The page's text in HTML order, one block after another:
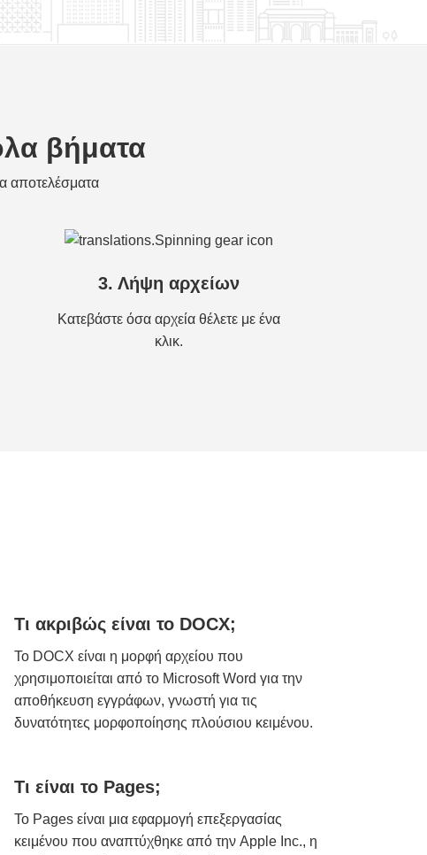
βήματα
αποτελέσματα
3. Λήψη αρχείων
Κατεβάστε όσα αρχεία θέλετε με ένα
κλικ.
Τι ακριβώς είναι το DOCX;
Το DOCX είναι η μορφή αρχείου που
χρησιμοποιείται από το Microsoft Word για την
αποθήκευση εγγράφων, γνωστή για τις
δυνατότητες μορφοποίησης πλούσιου κειμένου.
Τι είναι το Pages;
Το Pages είναι μια εφαρμογή επεξεργασίας
κειμένου που αναπτύχθηκε από την Apple Inc., η